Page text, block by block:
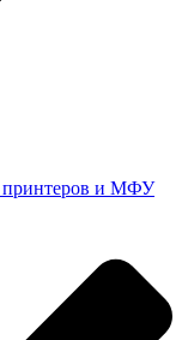
принтеров и МФУ